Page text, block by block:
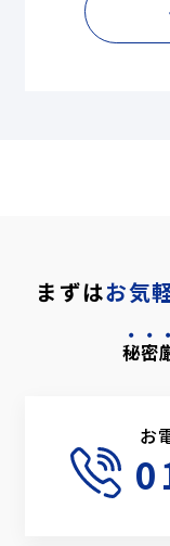
まずはお気
秘密
お